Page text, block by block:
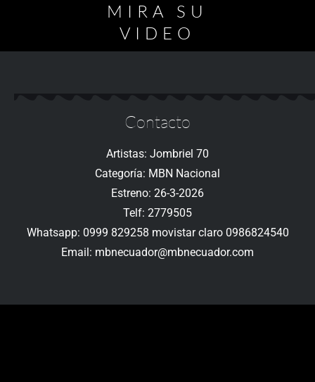
MIRA SU
VIDEO
Contacto
Artistas: Jombriel 70
Categoría: MBN Nacional
Estreno: 26-3-2026
Telf: 2779505
Whatsapp: 0999 829258 movistar claro 0986824540
Email: mbnecuador@mbnecuador.com